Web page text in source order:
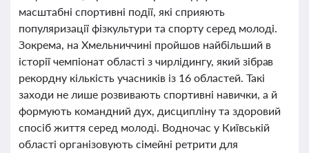
масштабні спортивні події, які сприяють
популяризації фізкультури та спорту серед молоді.
Зокрема, на Хмельниччині пройшов найбільший в
історії чемпіонат області з чирлідингу, який зібрав
рекордну кількість учасників із 16 областей. Такі
заходи не лише розвивають спортивні навички, а й
формують командний дух, дисципліну та здоровий
спосіб життя серед молоді. Водночас у Київській
області організовують сімейні ретрити для